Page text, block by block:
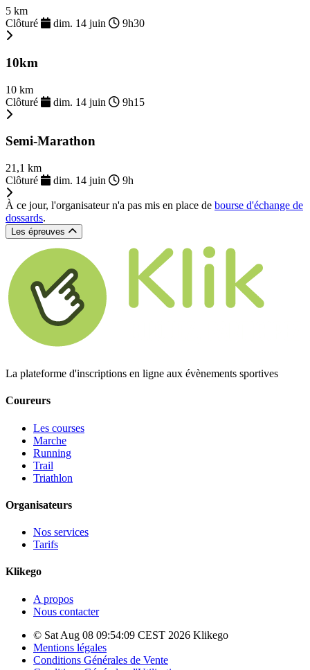
5 km
Clôturé
dim. 14 juin 9h30
10km
10 km
Clôturé
dim. 14 juin 9h15
Semi-Marathon
21,1 km
Clôturé
dim. 14 juin 9h
À ce jour, l'organisateur n'a pas mis en place de bourse d'échange de
dossards.
Les épreuves
La plateforme d'inscriptions en ligne aux évènements sportives
Coureurs
Les courses
Marche
Running
Trail
Triathlon
Organisateurs
Nos services
Tarifs
Klikego
A propos
Nous contacter
© Sat Aug 08 09:54:09 CEST 2026 Klikego
Mentions légales
Conditions Générales de Vente